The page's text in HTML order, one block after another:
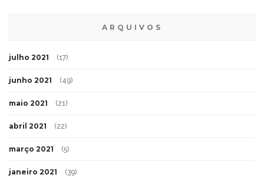
ARQUIVOS
julho 2021 (17)
junho 2021 (49)
maio 2021 (21)
abril 2021 (22)
março 2021 (5)
janeiro 2021 (39)